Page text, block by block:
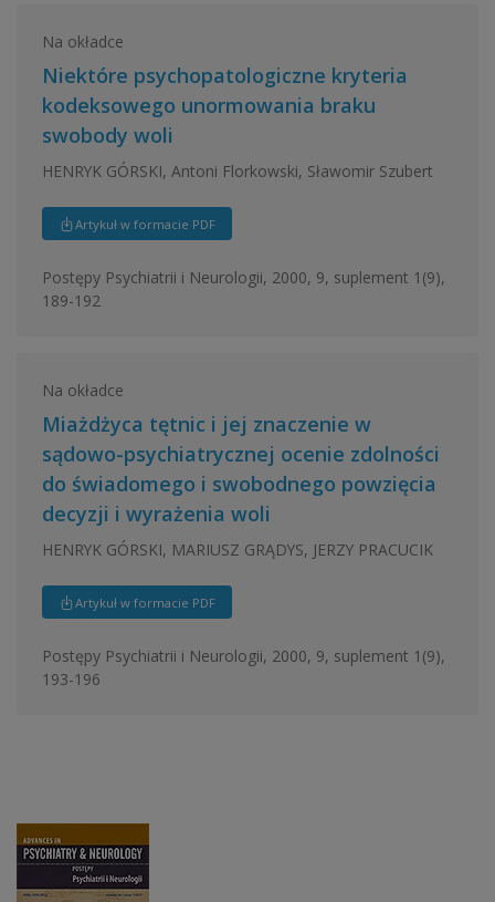
Na okładce
Niektóre psychopatologiczne kryteria
kodeksowego unormowania braku
swobody woli
HENRYK GÓRSKI, Antoni Florkowski, Sławomir Szubert
Artykuł w formacie PDF
Postępy Psychiatrii i Neurologii, 2000, 9, suplement 1(9),
189-192
Na okładce
Miażdżyca tętnic i jej znaczenie w
sądowo-psychiatrycznej ocenie zdolności
do świadomego i swobodnego powzięcia
decyzji i wyrażenia woli
HENRYK GÓRSKI, MARIUSZ GRĄDYS, JERZY PRACUCIK
Artykuł w formacie PDF
Postępy Psychiatrii i Neurologii, 2000, 9, suplement 1(9),
193-196